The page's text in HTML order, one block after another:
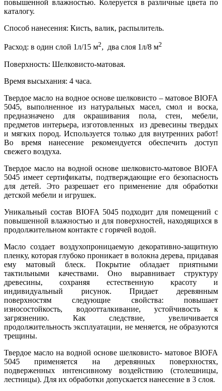
повышенной влажностью. Колеруется в различные цвета по
каталогу.
Способ нанесения: Кисть, валик, распылитель.
Расход: в один слой 1л/15 м2, два слоя 1л/8 м2
Поверхность: Шелковисто-матовая.
Время высыхания: 4 часа.
Твердое масло на водное основе шелковисто – матовое BIOFA
5045, выполненное из натуральных масел, смол и воска,
предназначено для окрашивания пола, стен, мебели,
предметов интерьера, изготовленных из древесины твердых
и мягких пород. Используется только для внутренних работ!
Во время нанесение рекомендуется обеспечить доступ
свежего воздуха.
Твердое масло на водной основе шелковисто-матовое BIOFA
5045 имеет сертификаты, подтверждающие его безопасность
для детей. Это разрешает его применение для обработки
детской мебели и игрушек.
Уникальный состав BIOFA 5045 подходит для помещений с
повышенной влажностью и для поверхностей, находящихся в
продолжительном контакте с горячей водой.
Масло создает воздухопроницаемую декоративно-защитную
пленку, которая глубоко проникает в волокна дерева, придавая
ему матовый блеск. Покрытие обладает приятными
тактильными качествами. Оно выравнивает структуру
древесины, сохраняя естественную красоту и
индивидуальный рисунок. Придает деревянным
поверхностям следующие свойства: повышает
износостойкость, водоотталкивание, устойчивость к
загрязнению. Как следствие, увеличивается
продолжительность эксплуатации, не меняется, не образуются
трещины.
Твердое масло на водной основе шелковисто- матовое BIOFA
5045 применяется на деревянных поверхностях,
подверженных интенсивному воздействию (столешницы,
лестницы). Для их обработки допускается нанесение в 3 слоя.